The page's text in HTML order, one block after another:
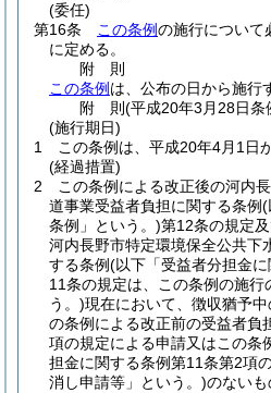
(委任)
第16条
この条例の施行について
に定める。
附 則
この条例 は、公布の日から施行
附 則(平成20年3月28日条
(施行期日)
1
この条例は、平成20年4月1日
(経過措置)
2
この条例による改正後の河内
道事業受益者負担に関する条例(
条例」という。)第12条の規定
河内長野市特定環境保全公共下
する条例(以下「受益者分担金
11条の規定は、この条例の施行
う。)現在において、徴収猶予
の条例による改正前の受益者負
項の規定による申請又はこの条
担金に関する条例第11条第2項
消し申請等」という。)のない